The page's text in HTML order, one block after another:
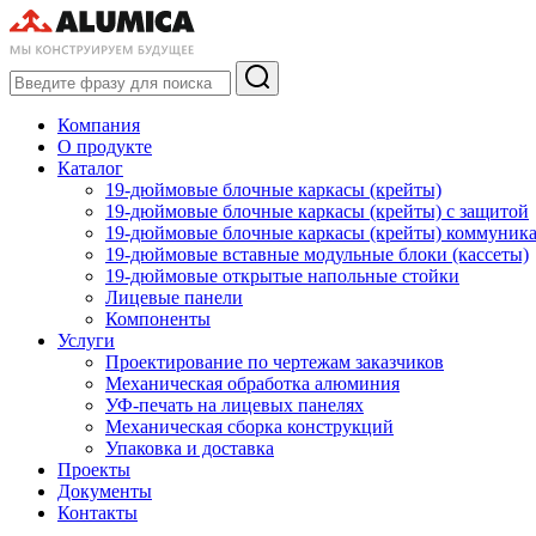
Компания
О продукте
Каталог
19-дюймовые блочные каркасы (крейты)
19-дюймовые блочные каркасы (крейты) с защитой
19-дюймовые блочные каркасы (крейты)
19-дюймовые вставные модульные блоки (кассеты)
19-дюймовые открытые напольные стойки
Лицевые панели
Компоненты
Услуги
Проектирование по чертежам заказчиков
Механическая обработка алюминия
УФ-печать на лицевых панелях
Механическая сборка конструкций
Упаковка и доставка
Проекты
Документы
Контакты